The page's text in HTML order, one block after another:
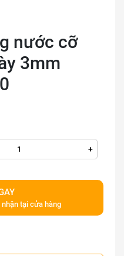
nước cỡ
3mm
+
tại cửa hàng